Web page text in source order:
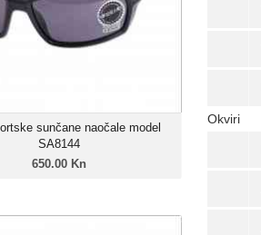
sunčane naočale model
SA8144
650.00 Kn
Okvir: Grilamid TR-90
Leće: Trivex Polarizirane
Zatamnjenje: 85%
Okviri